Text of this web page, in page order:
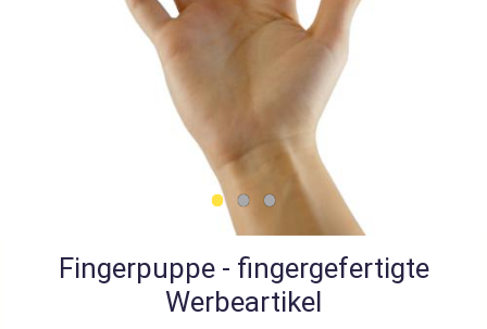
Fingerpuppe - fingergefertigte
Werbeartikel